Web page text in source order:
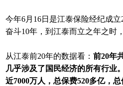
今年6月16日是江泰保险经纪成
奋斗10年，到江泰而立之年之时
从江泰前20年的数据看：前20年
几乎涉及了国民经济的所有行业
近7000万人，总保费520多亿，